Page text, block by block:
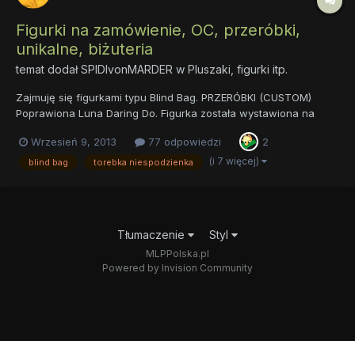
Figurki na zamówienie, OC, przeróbki,
unikalne, biżuteria
temat dodałSPIDIvonMARDER w Pluszaki, figurki itp.
Zajmuję się figurkami typu Blind Bag. PRZERÓBKI (CUSTOM)
Poprawiona Luna Daring Do. Figurka została wystawiona na
ogierek". Zupełna przeróbka figurki Applejack. Poprawiona
grzywa Rarity OC Kambodża Doctor Whooves i moje...
Wrzesień 9, 2013 77 odpowiedzi 2
blind bag torebka niespodzienka (i 7 więcej)
Tłumaczenie Styl
MLPPolska.pl
Powered by Invision Community